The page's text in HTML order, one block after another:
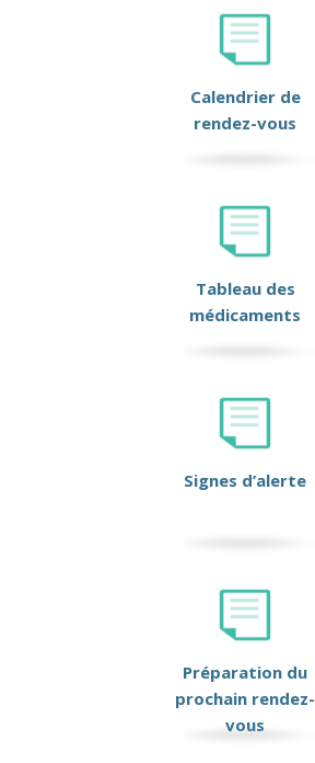
Calendrier de
rendez-vous
Tableau des
médicaments
Signes d’alerte
Préparation du
prochain rendez-
vous